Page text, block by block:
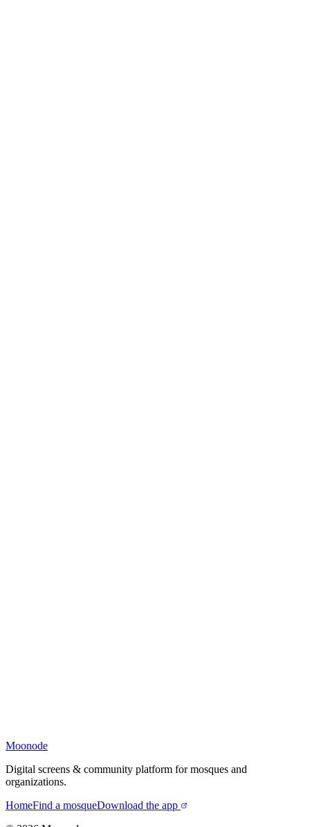
Moonode
Digital screens & community platform for mosques and
organizations.
HomeFind a mosqueDownload the app